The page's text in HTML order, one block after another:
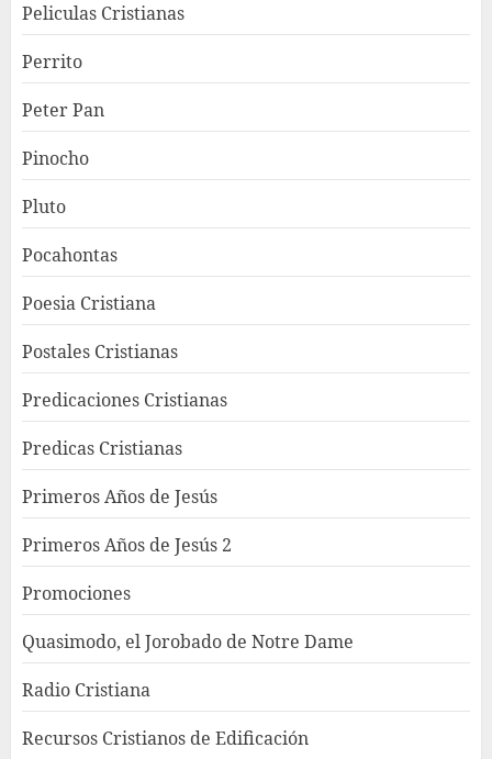
Peliculas Cristianas
Perrito
Peter Pan
Pinocho
Pluto
Pocahontas
Poesia Cristiana
Postales Cristianas
Predicaciones Cristianas
Predicas Cristianas
Primeros Años de Jesús
Primeros Años de Jesús 2
Promociones
Quasimodo, el Jorobado de Notre Dame
Radio Cristiana
Recursos Cristianos de Edificación